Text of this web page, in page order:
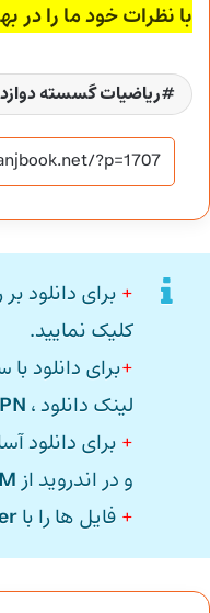
با نظرات خود ما را در
ریاضیات گسسته
+ برای دانلود
کلیک نمایید.
+برای دانلود
لینک دانلود ،
+ برای دانلود
و در اندروید از
+ فایل ها را با